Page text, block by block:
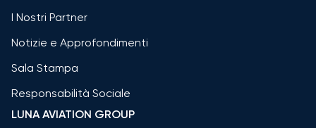
I Nostri Partner
Notizie e Approfondimenti
Sala Stampa
Responsabilità Sociale
LUNA AVIATION GROUP